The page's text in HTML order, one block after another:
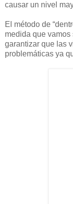
causar un nivel
El método de
medida que
garantizar que las
problemáticas ya